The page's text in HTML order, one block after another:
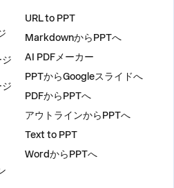
URL to PPT
MarkdownからPPTへ
AI PDFメーカー
PPTからGoogleスライドへ
PDFからPPTへ
アウトラインからPPTへ
Text to PPT
WordからPPTへ